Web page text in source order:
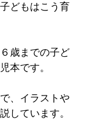
どもはこう育
歳までの子ど
本です。
、イラストや
しています。